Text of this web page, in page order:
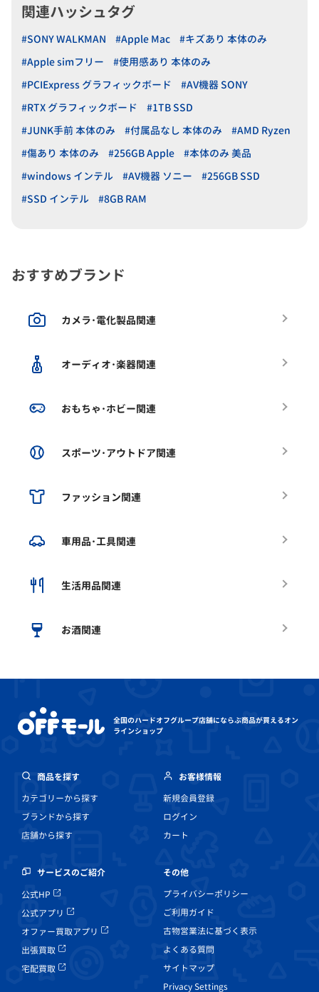
関連ハッシュタグ
#SONY WALKMAN #Apple Mac
#キズあり 本体のみ
#Apple simフリー
#使用感あり 本体のみ
#PCIExpress グラフィックボード
#AV機器 SONY
#RTX グラフィックボード
#1TB SSD
#JUNK手前 本体のみ
#付属品なし 本体のみ
#AMD Ryzen
#傷あり 本体のみ
#256GB Apple
#本体のみ 美品
#windows インテル
#AV機器 ソニー
#256GB SSD
#SSD インテル
#8GB RAM
おすすめブランド
カメラ･電化製品関連
オーディオ･楽器関連
おもちゃ･ホビー関連
スポーツ･アウトドア関連
ファッション関連
車用品･工具関連
生活用品関連
お酒関連
全国のハードオフグループ店舗にならぶ商品が買えるオン
ラインショップ
商品を探す
カテゴリーから探す
ブランドから探す
店舗から探す
お客様情報
新規会員登録
ログイン
カート
サービスのご紹介
公式HP
公式アプリ
オファー買取アプリ
出張買取
宅配買取
その他
プライバシーポリシー
ご利用ガイド
古物営業法に基づく表示
よくある質問
サイトマップ
Privacy Settings